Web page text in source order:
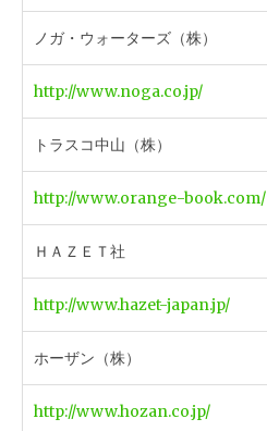
ノガ・ウォーターズ（株）
http://www.noga.co.jp/
トラスコ中山（株）
http://www.orange-book.com/
ＨＡＺＥＴ社
http://www.hazet-japan.jp/
ホーザン（株）
http://www.hozan.co.jp/